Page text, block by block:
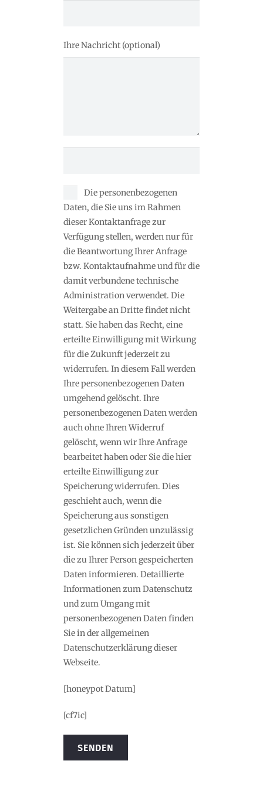
Ihre Nachricht (optional)
Die personenbezogenen
Daten, die Sie uns im Rahmen
dieser Kontaktanfrage zur
Verfügung stellen, werden nur für
die Beantwortung Ihrer Anfrage
bzw. Kontaktaufnahme und für die
damit verbundene technische
Administration verwendet. Die
Weitergabe an Dritte findet nicht
statt. Sie haben das Recht, eine
erteilte Einwilligung mit Wirkung
für die Zukunft jederzeit zu
widerrufen. In diesem Fall werden
Ihre personenbezogenen Daten
umgehend gelöscht. Ihre
personenbezogenen Daten werden
auch ohne Ihren Widerruf
gelöscht, wenn wir Ihre Anfrage
bearbeitet haben oder Sie die hier
erteilte Einwilligung zur
Speicherung widerrufen. Dies
geschieht auch, wenn die
Speicherung aus sonstigen
gesetzlichen Gründen unzulässig
ist. Sie können sich jederzeit über
die zu Ihrer Person gespeicherten
Daten informieren. Detaillierte
Informationen zum Datenschutz
und zum Umgang mit
personenbezogenen Daten finden
Sie in der allgemeinen
Datenschutzerklärung dieser
Webseite.
[honeypot Datum]
[cf7ic]